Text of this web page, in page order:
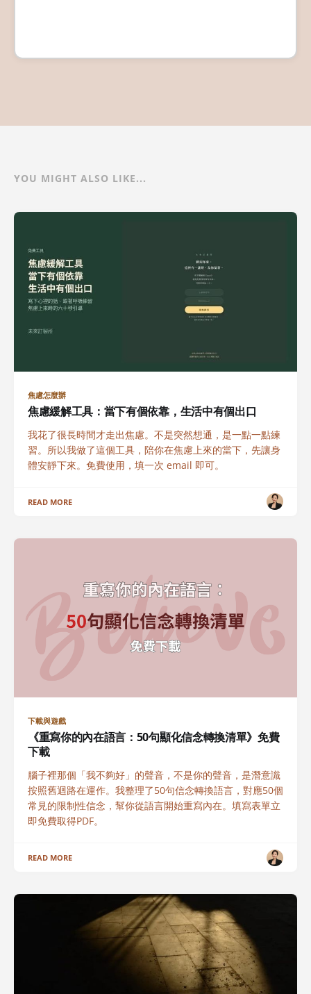
YOU MIGHT ALSO LIKE...
焦慮怎麼辦
焦慮緩解工具：當下有個依靠，生活中有個出口
我花了很長時間才走出焦慮。不是突然想通，是一點一點練
習。所以我做了這個工具，陪你在焦慮上來的當下，先讓身
體安靜下來。免費使用，填一次 email 即可。
READ MORE
下載與遊戲
《重寫你的內在語言：50句顯化信念轉換清單》免費
下載
腦子裡那個「我不夠好」的聲音，不是你的聲音，是潛意識
按照舊迴路在運作。我整理了50句信念轉換語言，對應50個
常見的限制性信念，幫你從語言開始重寫內在。填寫表單立
即免費取得PDF。
READ MORE